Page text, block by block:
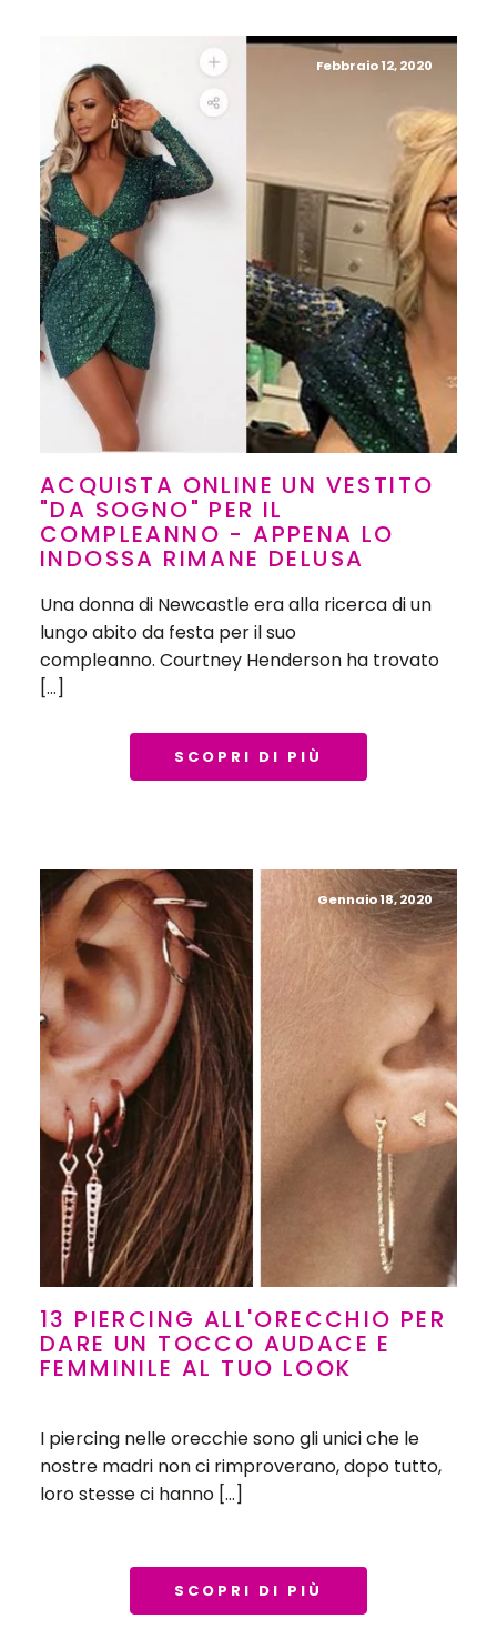
Febbraio 12, 2020
ACQUISTA ONLINE UN VESTITO
"DA SOGNO" PER IL
COMPLEANNO - APPENA LO
INDOSSA RIMANE DELUSA
Una donna di Newcastle era alla ricerca di un
lungo abito da festa per il suo
compleanno. Courtney Henderson ha trovato
[…]
SCOPRI DI PIÙ
Gennaio 18, 2020
13 PIERCING ALL'ORECCHIO PER
DARE UN TOCCO AUDACE E
FEMMINILE AL TUO LOOK
I piercing nelle orecchie sono gli unici che le
nostre madri non ci rimproverano, dopo tutto,
loro stesse ci hanno […]
SCOPRI DI PIÙ